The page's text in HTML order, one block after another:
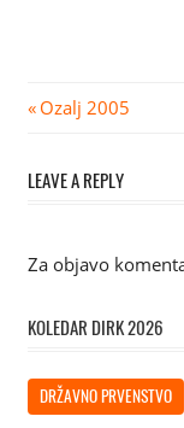
Navigacija
Previous
Ozalj 2005
LEAVE A REPLY
Za objavo
KOLEDAR DIRK 2026
DRŽAVNO PRVENSTVO